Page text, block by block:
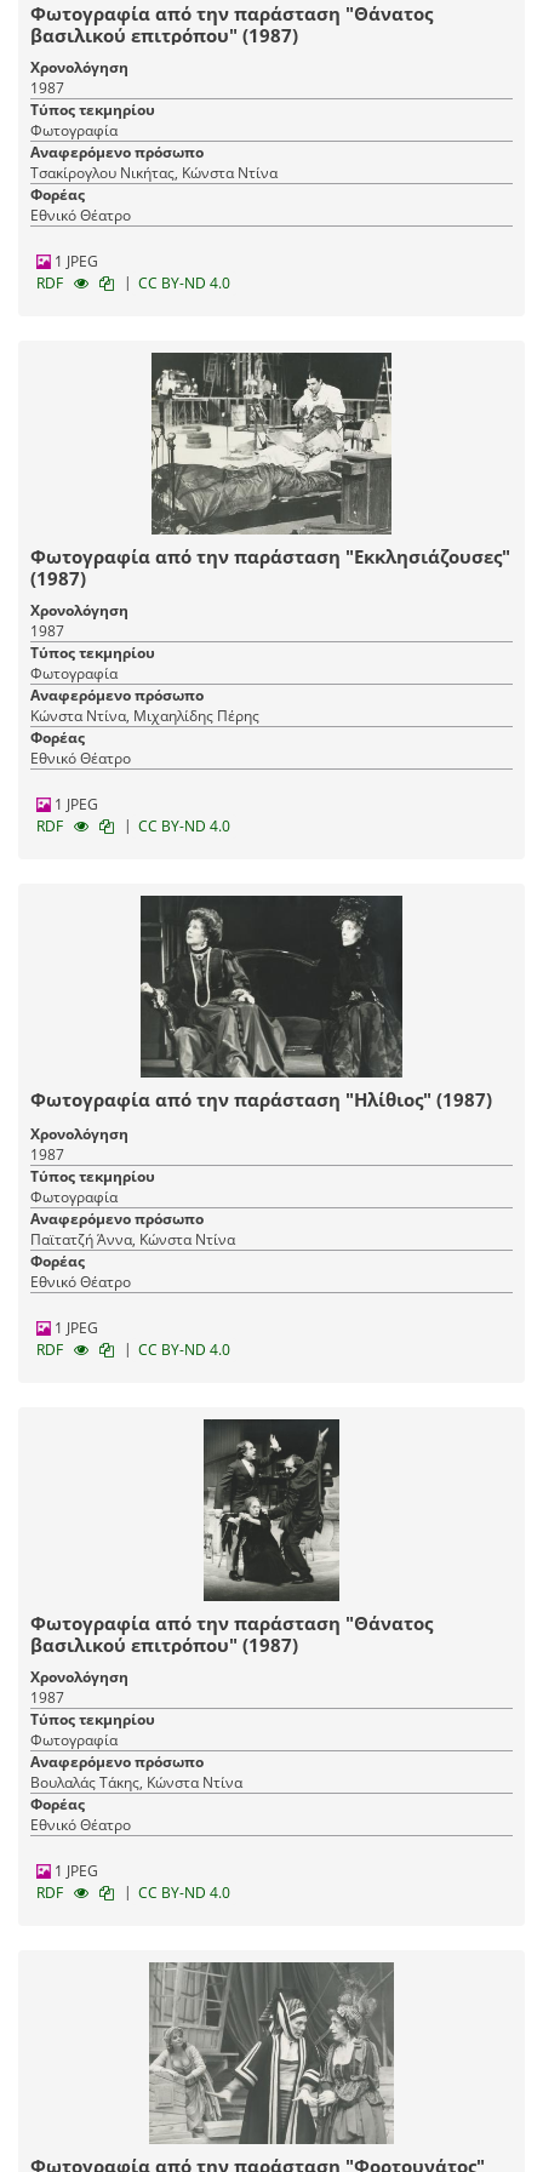
Φωτογραφία από την παράσταση "Θάνατος
βασιλικού επιτρόπου" (1987)
Χρονολόγηση
1987
Τύπος τεκμηρίου
Φωτογραφία
Αναφερόμενο πρόσωπο
Τσακίρογλου Νικήτας, Κώνστα Ντίνα
Φορέας
Εθνικό Θέατρο
1 JPEG
RDF
| CC BY-ND 4.0
Φωτογραφία από την παράσταση "Εκκλησιάζουσες"
(1987)
Χρονολόγηση
1987
Τύπος τεκμηρίου
Φωτογραφία
Αναφερόμενο πρόσωπο
Κώνστα Ντίνα, Μιχαηλίδης Πέρης
Φορέας
Εθνικό Θέατρο
1 JPEG
RDF
| CC BY-ND 4.0
Φωτογραφία από την παράσταση "Ηλίθιος" (1987)
Χρονολόγηση
1987
Τύπος τεκμηρίου
Φωτογραφία
Αναφερόμενο πρόσωπο
Παϊτατζή Άννα, Κώνστα Ντίνα
Φορέας
Εθνικό Θέατρο
1 JPEG
RDF
| CC BY-ND 4.0
Φωτογραφία από την παράσταση "Θάνατος
βασιλικού επιτρόπου" (1987)
Χρονολόγηση
1987
Τύπος τεκμηρίου
Φωτογραφία
Αναφερόμενο πρόσωπο
Βουλαλάς Τάκης, Κώνστα Ντίνα
Φορέας
Εθνικό Θέατρο
1 JPEG
RDF
| CC BY-ND 4.0
Φωτογραφία από την παράσταση "Φορτουνάτος"